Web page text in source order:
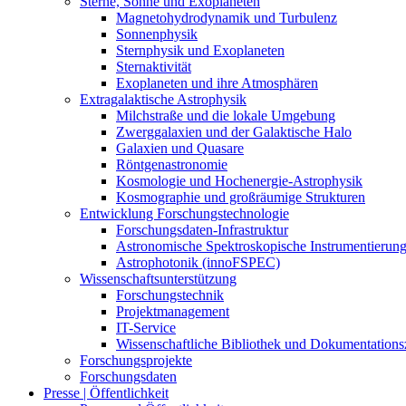
Magnetohydrodynamik und Turbulenz
Sonnenphysik
Sternphysik und Exoplaneten
Sternaktivität
Exoplaneten und ihre Atmosphären
Extragalaktische Astrophysik
Milchstraße und die lokale Umgebung
Zwerggalaxien und der Galaktische Halo
Galaxien und Quasare
Röntgenastronomie
Kosmologie und Hochenergie-Astrophysik
Kosmographie und großräumige Strukturen
Entwicklung Forschungstechnologie
Forschungsdaten-Infrastruktur
Astronomische Spektroskopische Instrumentierung
Astrophotonik (innoFSPEC)
Wissenschaftsunterstützung
Forschungstechnik
Projektmanagement
IT-Service
Wissenschaftliche Bibliothek und
Forschungsprojekte
Forschungsdaten
Presse | Öffentlichkeit